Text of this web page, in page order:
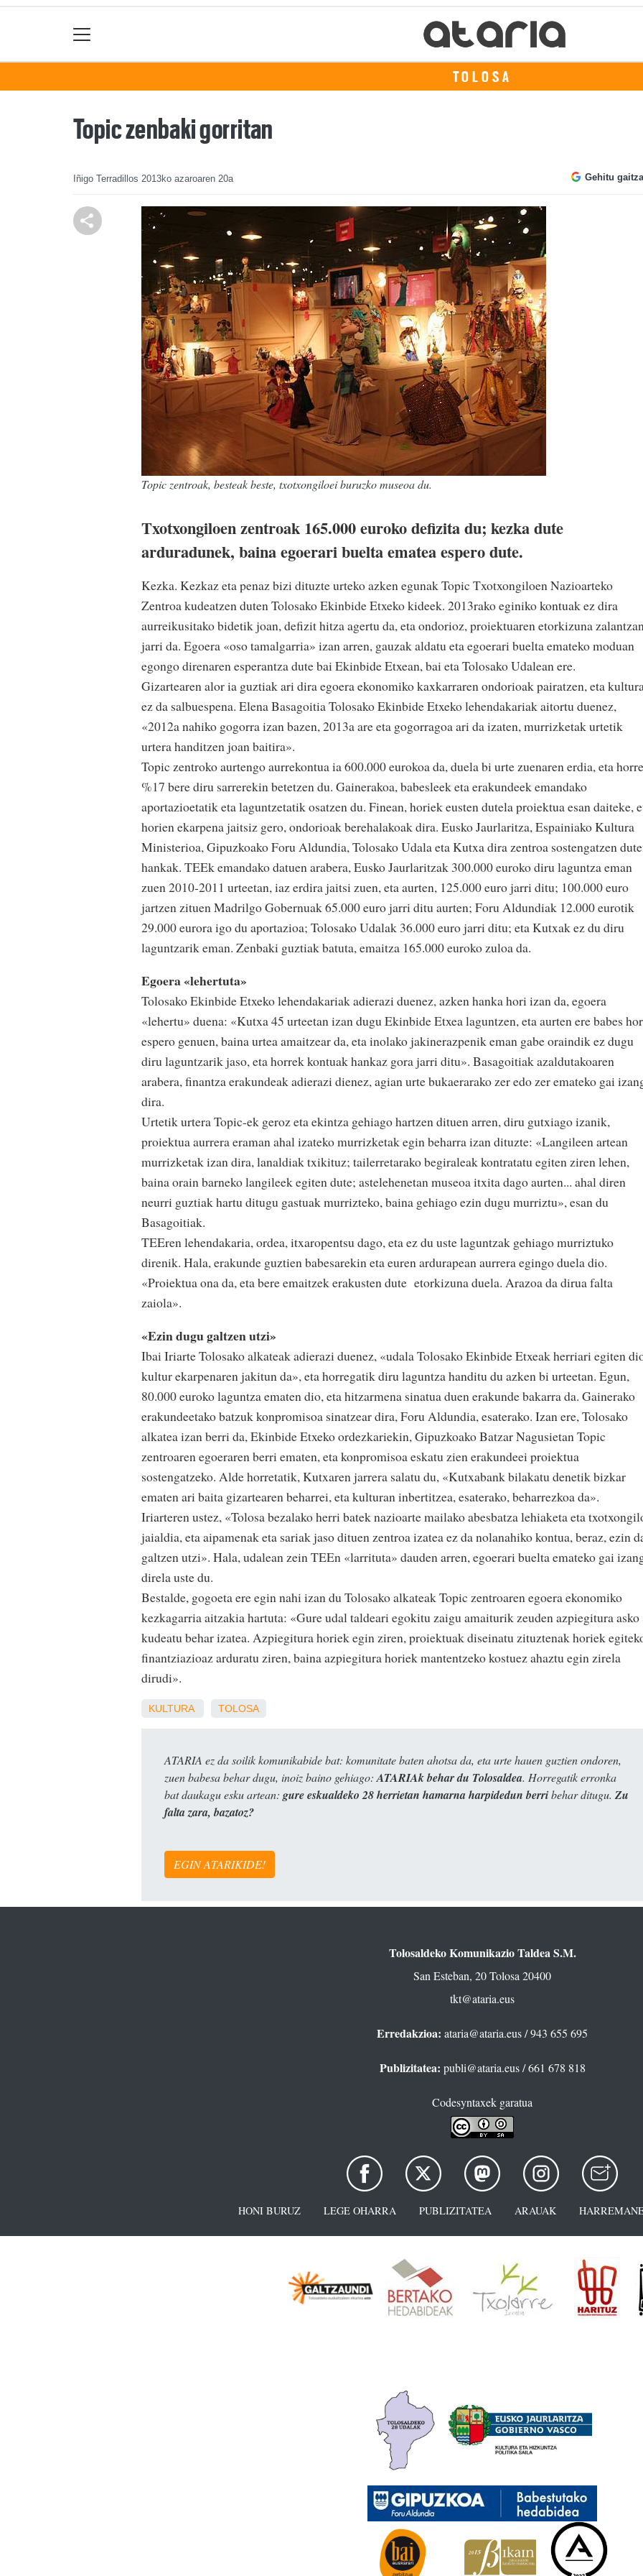
TOLOSA
Topic zenbaki gorritan
Iñigo Terradillos 2013ko azaroaren 20a Gehitu
Topic zentroak, besteak beste, txotxongiloei buruzko museoa du.
Txotxongiloen zentroak 165.000 euroko defizita du; kezka dute
arduradunek, baina egoerari buelta ematea espero dute.
Kezka. Kezkaz eta penaz bizi dituzte urteko azken egunak Topic Txotxongiloen Nazioarteko
Zentroa kudeatzen duten Tolosako Ekinbide Etxeko kideek. 2013rako eginiko kontuak ez dira
aurreikusitako bidetik joan, defizit hitza agertu da, eta ondorioz, proiektuaren etorkizuna
jarri da. Egoera «oso tamalgarria» izan arren, gauzak aldatu eta egoerari buelta emateko moduan
egongo direnaren esperantza dute bai Ekinbide Etxean, bai eta Tolosako Udalean ere.
Gizartearen alor ia guztiak ari dira egoera ekonomiko kaxkarraren ondorioak pairatzen, eta
ez da salbuespena. Elena Basagoitia Tolosako Ekinbide Etxeko lehendakariak aitortu duenez,
«2012a nahiko gogorra izan bazen, 2013a are eta gogorragoa ari da izaten, murrizketak urtetik
urtera handitzen joan baitira».
Topic zentroko aurtengo aurrekontua ia 600.000 eurokoa da, duela bi urte zuenaren erdia, eta
%17 bere diru sarrerekin betetzen du. Gainerakoa, babesleek eta erakundeek emandako
aportazioetatik eta laguntzetatik osatzen du. Finean, horiek eusten dutela proiektua esan daiteke,
horien ekarpena jaitsiz gero, ondorioak berehalakoak dira. Eusko Jaurlaritza, Espainiako Kultura
Ministerioa, Gipuzkoako Foru Aldundia, Tolosako Udala eta Kutxa dira zentroa sostengatzen
hankak. TEEk emandako datuen arabera, Eusko Jaurlaritzak 300.000 euroko diru laguntza eman
zuen 2010-2011 urteetan, iaz erdira jaitsi zuen, eta aurten, 125.000 euro jarri ditu; 100.000 euro
jartzen zituen Madrilgo Gobernuak 65.000 euro jarri ditu aurten; Foru Aldundiak 12.000 eurotik
29.000 eurora igo du aportazioa; Tolosako Udalak 36.000 euro jarri ditu; eta Kutxak ez du diru
laguntzarik eman. Zenbaki guztiak batuta, emaitza 165.000 euroko zuloa da.
Egoera «lehertuta»
Tolosako Ekinbide Etxeko lehendakariak adierazi duenez, azken hanka hori izan da, egoera
«lehertu» duena: «Kutxa 45 urteetan izan dugu Ekinbide Etxea laguntzen, eta aurten ere babes
espero genuen, baina urtea amaitzear da, eta inolako jakinerazpenik eman gabe oraindik ez dugu
diru laguntzarik jaso, eta horrek kontuak hankaz gora jarri ditu». Basagoitiak azaldutakoaren
arabera, finantza erakundeak adierazi dienez, agian urte bukaerarako zer edo zer emateko gai
dira.
Urtetik urtera Topic-ek geroz eta ekintza gehiago hartzen dituen arren, diru gutxiago izanik,
proiektua aurrera eraman ahal izateko murrizketak egin beharra izan dituzte: «Langileen artean
murrizketak izan dira, lanaldiak txikituz; tailerretarako begiraleak kontratatu egiten ziren lehen,
baina orain barneko langileek egiten dute; astelehenetan museoa itxita dago aurten... ahal diren
neurri guztiak hartu ditugu gastuak murrizteko, baina gehiago ezin dugu murriztu», esan du
Basagoitiak.
TEEren lehendakaria, ordea, itxaropentsu dago, eta ez du uste laguntzak gehiago murriztuko
direnik. Hala, erakunde guztien babesarekin eta euren ardurapean aurrera egingo duela dio.
«Proiektua ona da, eta bere emaitzek erakusten dute etorkizuna duela. Arazoa da dirua falta
zaiola».
«Ezin dugu galtzen utzi»
Ibai Iriarte Tolosako alkateak adierazi duenez, «udala Tolosako Ekinbide Etxeak herriari egiten
kultur ekarpenaren jakitun da», eta horregatik diru laguntza handitu du azken bi urteetan. Egun,
80.000 euroko laguntza ematen dio, eta hitzarmena sinatua duen erakunde bakarra da. Gainerako
erakundeetako batzuk konpromisoa sinatzear dira, Foru Aldundia, esaterako. Izan ere, Tolosako
alkatea izan berri da, Ekinbide Etxeko ordezkariekin, Gipuzkoako Batzar Nagusietan Topic
zentroaren egoeraren berri ematen, eta konpromisoa eskatu zien erakundeei proiektua
sostengatzeko. Alde horretatik, Kutxaren jarrera salatu du, «Kutxabank bilakatu denetik bizkar
ematen ari baita gizartearen beharrei, eta kulturan inbertitzea, esaterako, beharrezkoa da».
Iriarteren ustez, «Tolosa bezalako herri batek nazioarte mailako abesbatza lehiaketa eta
jaialdia, eta aipamenak eta sariak jaso dituen zentroa izatea ez da nolanahiko kontua, beraz, ezin
galtzen utzi». Hala, udalean zein TEEn «larrituta» dauden arren, egoerari buelta emateko gai
direla uste du.
Bestalde, gogoeta ere egin nahi izan du Tolosako alkateak Topic zentroaren egoera ekonomiko
kezkagarria aitzakia hartuta: «Gure udal taldeari egokitu zaigu amaiturik zeuden azpiegitura asko
kudeatu behar izatea. Azpiegitura horiek egin ziren, proiektuak diseinatu zituztenak horiek
finantziazioaz arduratu ziren, baina azpiegitura horiek mantentzeko kostuez ahaztu egin zirela
dirudi».
KULTURA TOLOSA
ATARIA ez da soilik komunikabide bat: komunitate baten ahotsa da, eta urte hauen guztien ondoren,
zuen babesa behar dugu, inoiz baino gehiago: ATARIAk behar du Tolosaldea. Horregatik erronka
bat daukagu esku artean: gure eskualdeko 28 herrietan hamarna harpidedun berribehar ditugu. Zu
falta zara, bazatoz?
EGIN ATARIKIDE!
Tolosaldeko Komunikazio Taldea S.M.
San Esteban, 20 Tolosa 20400
tkt@ataria.eus
Erredakzioa: ataria@ataria.eus/ 943 655 695
Publizitatea: publi@ataria.eus/ 661 678 818
Codesyntaxek garatua
HONI BURUZ LEGE OHARRA PUBLIZITATEA ARAUAK